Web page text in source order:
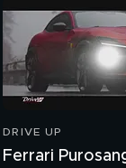
DRIVE UP
Ferrari